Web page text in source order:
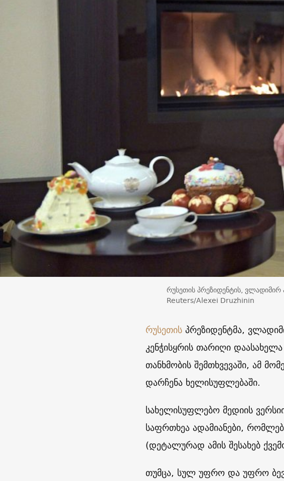
რუსეთის პრეზიდენტის,
Reuters/Alexei Druzhinin
რუსეთისპრეზიდენტმა,
კენჭისყრის თარიღი
თანხმობის შემთხვევაში, ამ
დარჩენა ხელისუფლებაში.
სახელისუფლებო მედიის
საფრთხეა ადამიანები,
(დეტალურად ამის შესახებ
თუმცა, სულ უფრო და უფრო